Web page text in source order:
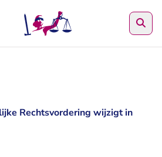
Rechtsvordering wijzigt in